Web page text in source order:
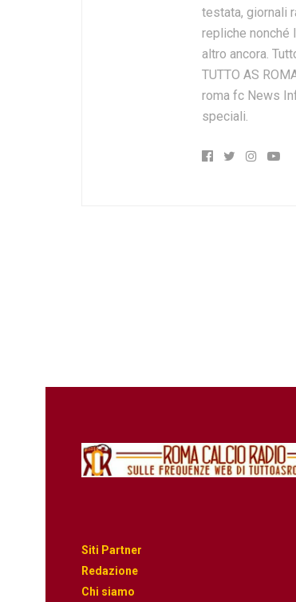
testata, giornali
repliche nonché
altro ancora.
TUTTO AS
roma fc News
speciali.
Siti Partner
Redazione
Chi siamo